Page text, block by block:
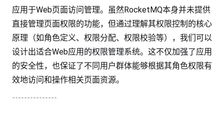
应用于Web页面访问管理。虽然RocketMQ本身并未提供
直接管理页面权限的功能，但通过理解其权限控制的核心
原理（如角色定义、权限分配、权限校验等），我们可以
设计出适合Web应用的权限管理系统。这不仅加强了应用
的安全性，也保证了不同用户群体能够根据其角色权限有
效地访问和操作相关页面资源。
---------------